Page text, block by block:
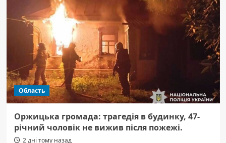
Область
Оржицька громада: трагедія в будинку, 47-
річний чоловік не вижив після пожежі.
2 дні тому назад